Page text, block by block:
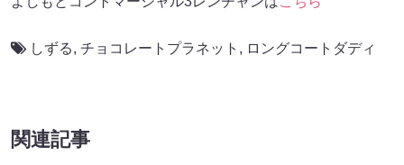
しずる, チョコレートプラネット , ロングコートダディ
関連記事